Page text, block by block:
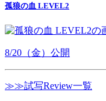
孤狼の血 LEVEL2
8/20（金）公開
≫≫試写Review一覧